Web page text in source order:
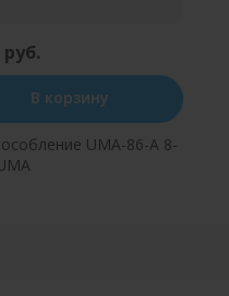
руб.
В корзину
UMA-86-A 8-